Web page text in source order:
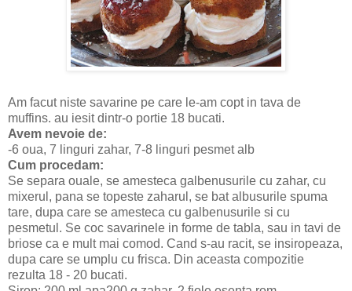
Am facut niste savarine pe care le-am copt in tava de
muffins. au iesit dintr-o portie 18 bucati.
Avem nevoie de:
-6 oua, 7 linguri zahar, 7-8 linguri pesmet alb
Cum procedam:
Se separa ouale, se amesteca galbenusurile cu zahar, cu
mixerul, pana se topeste zaharul, se bat albusurile spuma
tare, dupa care se amesteca cu galbenusurile si cu
pesmetul. Se coc savarinele in forme de tabla, sau in tavi de
briose ca e mult mai comod. Cand s-au racit, se insiropeaza,
dupa care se umplu cu frisca. Din aceasta compozitie
rezulta 18 - 20 bucati.